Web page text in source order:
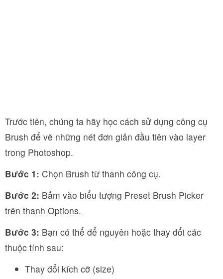
Trước tiên, chúng ta hãy học cách sử dụng công cụ
Brush để vẽ những nét đơn giản đầu tiên vào layer
trong Photoshop.
Bước 1: Chọn Brush từ thanh công cụ.
Bước 2: Bấm vào biểu tượng Preset Brush Picker
trên thanh Options.
Bước 3: Bạn có thể để nguyên hoặc thay đổi các
thuộc tính sau:
Thay đổi kích cỡ (size)